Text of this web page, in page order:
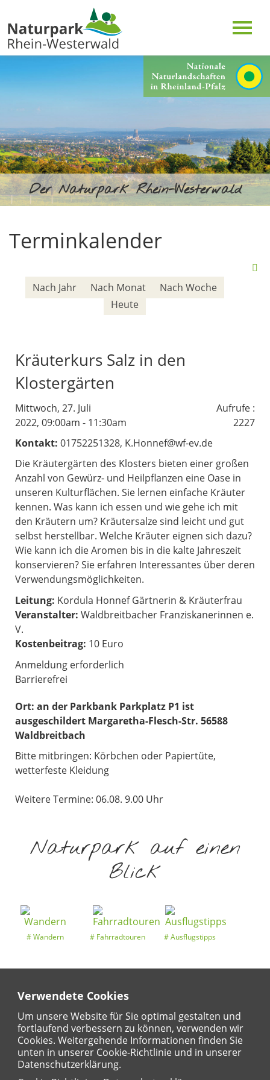
Verwendete Cookies
Um unsere Website für Sie optimal gestalten und
fortlaufend verbessern zu können, verwenden wir
Cookies. Weitergehende Informationen finden Sie
unten in unserer Cookie-Richtlinie und in unserer
Datenschutzerklärung.
Der Naturpark Rhein-Westerwald
Terminkalender
Nach Jahr Nach Monat
Nach Woche
Heute
Kräuterkurs Salz in den
Klostergärten
Mittwoch, 27. Juli
2022, 09:00am - 11:30am
Aufrufe :
2227
Kontakt: 01752251328, K.Honnef@wf-ev.de
Die Kräutergärten des Klosters bieten einer großen
Anzahl von Gewürz- und Heilpflanzen eine Oase in
unseren Kulturflächen. Sie lernen einfache Kräuter
kennen. Was kann ich essen und wie gehe ich mit
den Kräutern um? Kräutersalze sind leicht und gut
selbst herstellbar. Welche Kräuter eignen sich dazu?
Wie kann ich die Aromen bis in die kalte Jahreszeit
konservieren? Sie erfahren Interessantes über deren
Verwendungsmöglichkeiten.
Leitung: Kordula Honnef Gärtnerin & Kräuterfrau
Veranstalter: Waldbreitbacher Franziskanerinnen e.
V.
Kostenbeitrag: 10 Euro
Anmeldung erforderlich
Barrierefrei
Ort: an der Parkbank Parkplatz P1 ist
ausgeschildert Margaretha-Flesch-Str. 56588
Waldbreitbach
Bitte mitbringen: Körbchen oder Papiertüte,
wetterfeste Kleidung
Weitere Termine: 06.08. 9.00 Uhr
Naturpark auf einen
Blick
Wandern Fahrradtouren Ausflugstipps
Entdeckertouren Ansichten
Regional
Karte